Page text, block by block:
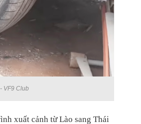
VF9 Club
xuất cảnh từ Lào sang Thái